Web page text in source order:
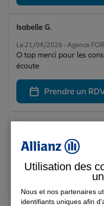
Le 21/04/2026 - Agence
O top merci pour les
écoute
Isabelle G.
Prendre un
Le 04/03/2026 - Agence
Très professionnel
Prendre un
Utilisation des
Nous et nos partenaires
identifiants uniques afin